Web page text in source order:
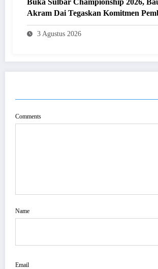
Akram Dai Tegaskan Komitmen
Olahraga Prestasi
3 Agustus 2026
Comments
Name
Email